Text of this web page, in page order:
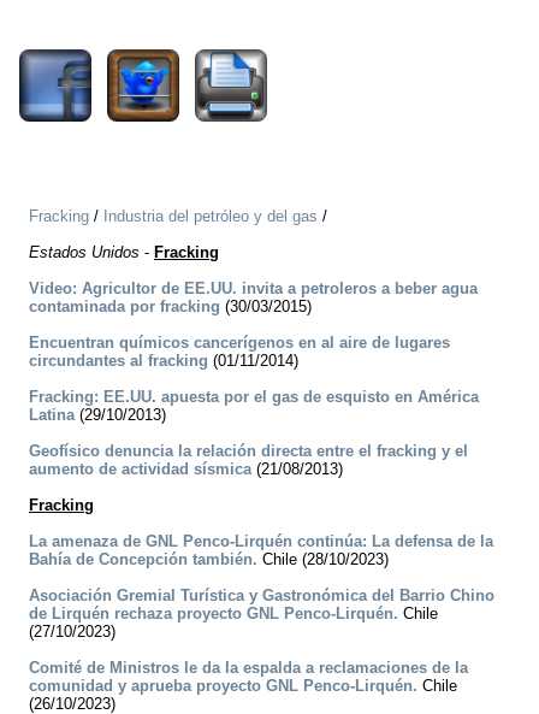
Fracking / Industria del petróleo y del gas /
Estados Unidos - Fracking
Video: Agricultor de EE.UU. invita a petroleros a beber agua
contaminada por fracking (30/03/2015)
Encuentran químicos cancerígenos en al aire de lugares
circundantes al fracking (01/11/2014)
Fracking: EE.UU. apuesta por el gas de esquisto en América
Latina(29/10/2013)
Geofísico denuncia la relación directa entre el fracking y el
aumento de actividad sísmica(21/08/2013)
Fracking
La amenaza de GNL Penco-Lirquén continúa: La defensa de la
Bahía de Concepción también. Chile (28/10/2023)
Asociación Gremial Turística y Gastronómica del Barrio Chino
de Lirquén rechaza proyecto GNL Penco-Lirquén. Chile
(27/10/2023)
Comité de Ministros le da la espalda a reclamaciones de la
comunidad y aprueba proyecto GNL Penco-Lirquén. Chile
(26/10/2023)